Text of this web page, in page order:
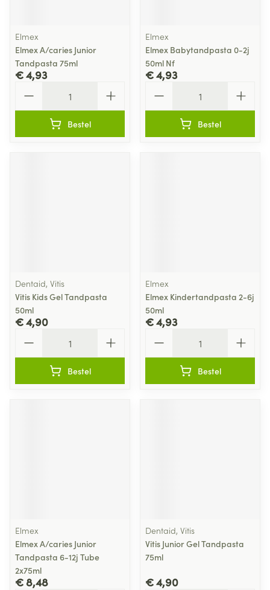
Elmex
Elmex A/caries Junior
Tandpasta 75ml
€ 4,93
Bestel
Elmex
Elmex Babytandpasta 0-2j
50ml Nf
€ 4,93
Bestel
Dentaid, Vitis
Vitis Kids Gel Tandpasta
50ml
€ 4,90
Bestel
Elmex
Elmex Kindertandpasta 2-6j
50ml
€ 4,93
Bestel
Elmex
Elmex A/caries Junior
Tandpasta 6-12j Tube
2x75ml
€ 8,48
Dentaid, Vitis
Vitis Junior Gel Tandpasta
75ml
€ 4,90